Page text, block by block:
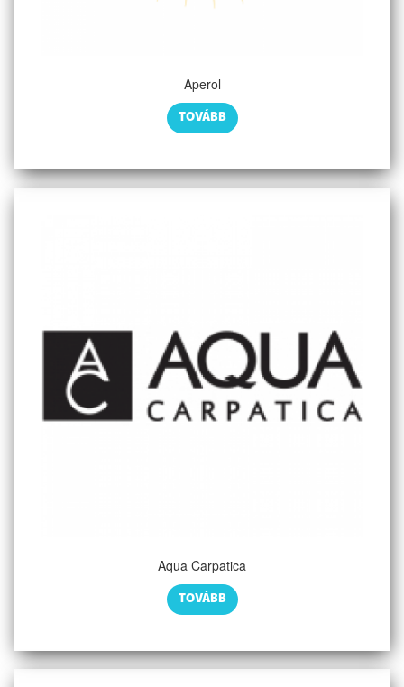
Aperol
TOVÁBB
Aqua Carpatica
TOVÁBB